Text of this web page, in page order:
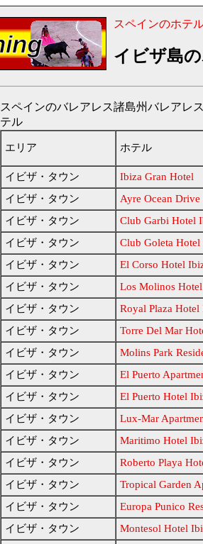
スペインのホテ
イビザ島
スペインのバレアレス諸島州バレアレ
テル
エリア ホテル
イビザ・タウン
Ibiza Gran Hotel
イビザ・タウン
Ayre Ocean
イビザ・タウン
Club Garbi Hotel
イビザ・タウン
Club Goleta Hotel
イビザ・タウン
El Corso Hotel
イビザ・タウン
Los Molinos
イビザ・タウン
Royal Plaza Hotel
イビザ・タウン
Torre Del Mar
イビザ・タウン
Molins Park
イビザ・タウン
El Puerto
イビザ・タウン
El Puerto Hotel
イビザ・タウン
Lux-Mar
イビザ・タウン
Maritimo Hotel
イビザ・タウン
Roberto Playa
イビザ・タウン
Tropical Garden
イビザ・タウン
Europa Punico
イビザ・タウン
Montesol Hotel